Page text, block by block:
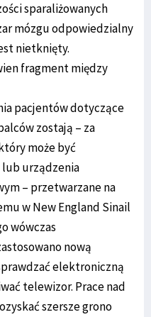
sparaliżowanych
mózgu odpowiedzialny
nietknięty.
fragment między
pacjentów dotyczące
zostają – za
może być
lub urządzenia
– przetwarzane na
w New England Sinail
wówczas
nową
elektroniczną
telewizor. Prace nad
szersze grono